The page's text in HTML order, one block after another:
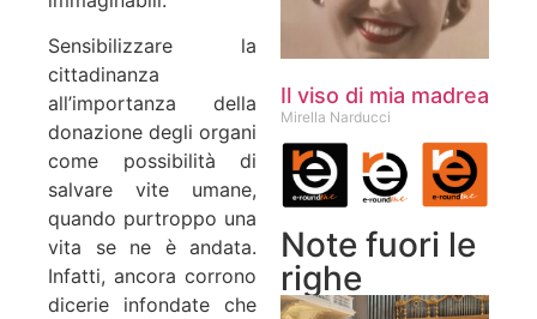
Sensibilizzare la
cittadinanza
all’importanza della
donazione degli organi
come possibilità di
salvare vite umane,
quando purtroppo una
vita se ne è andata.
Infatti, ancora corrono
dicerie infondate che
Il viso di mia madrea
Mirella Narducci
Note fuori le
righe